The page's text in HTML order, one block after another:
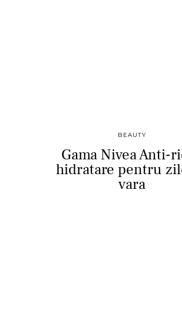
BEAUTY
Gama Nivea Anti-
hidratare pentru
vara